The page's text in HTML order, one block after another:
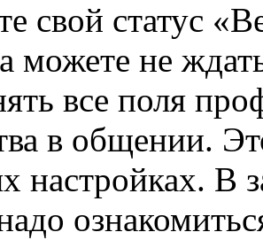
свой статус
можете не
все поля
в общении.
настройках. В